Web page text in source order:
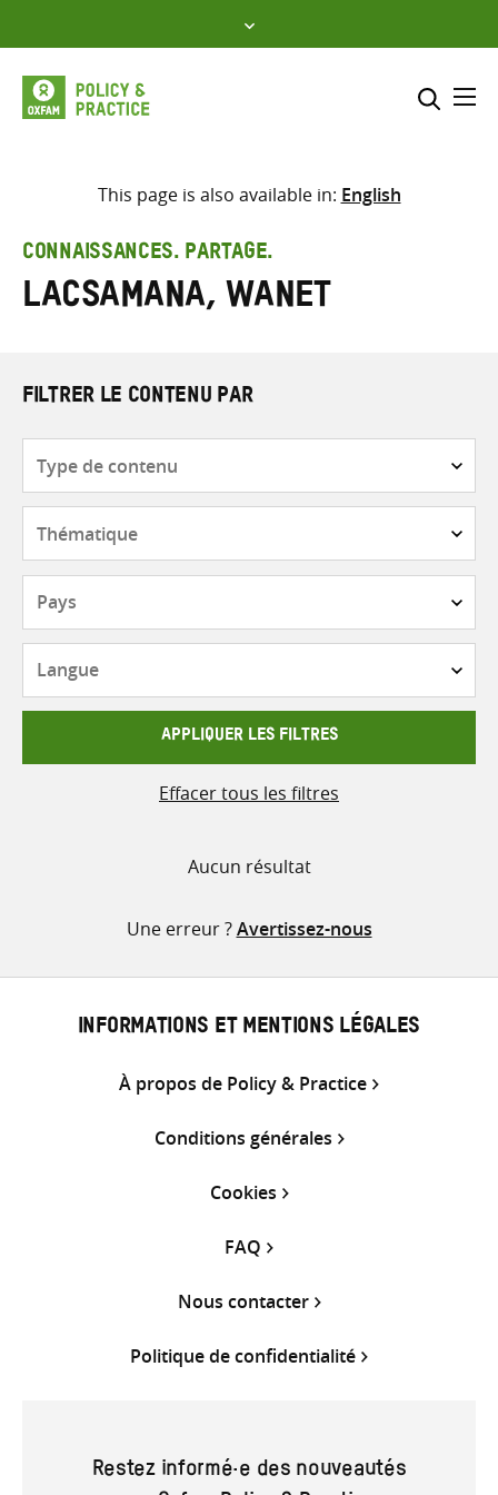
to
content
Sélectionner l’emplacement
Saisir
les
termes
This page is also available in: English
CONNAISSANCES. PARTAGE.
Lacsamana, Wanet
FILTRER LE CONTENU PAR
contenu
APPLIQUER LES FILTRES
Effacer tous les filtres
Aucun résultat
Une erreur ?Avertissez-nous
INFORMATIONS ET MENTIONS LÉGALES
À propos de Policy & Practice
Conditions générales
Cookies
FAQ
Nous contacter
Politique de confidentialité
Restez informé·e des nouveautés